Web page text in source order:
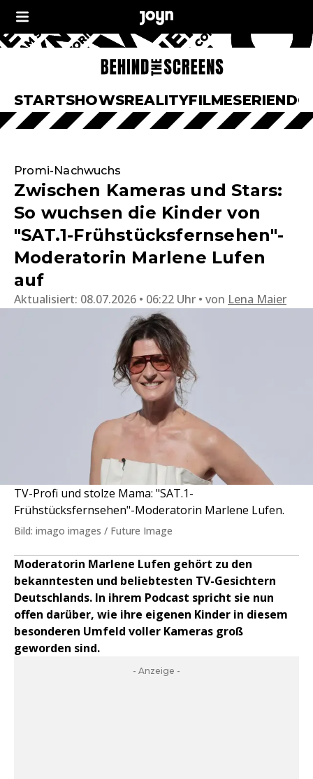
STARTSHOWSREALITYFILMESERIEN
Promi-Nachwuchs
Zwischen Kameras und Stars:
So wuchsen die Kinder von
"SAT.1-Frühstücksfernsehen"-
Moderatorin Marlene Lufen
auf
Aktualisiert: 08.07.2026 • 06:22 Uhr von Lena Maier
TV-Profi und stolze Mama: "SAT.1-
Frühstücksfernsehen"-Moderatorin Marlene Lufen.
Bild: imago images / Future Image
Moderatorin Marlene Lufen gehört zu den
bekanntesten und beliebtesten TV-Gesichtern
Deutschlands. In ihrem Podcast spricht sie nun
offen darüber, wie ihre eigenen Kinder in diesem
besonderen Umfeld voller Kameras groß
geworden sind.
- Anzeige -